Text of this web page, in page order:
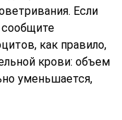
Если
сообщите
как правило,
крови: объем
уменьшается,